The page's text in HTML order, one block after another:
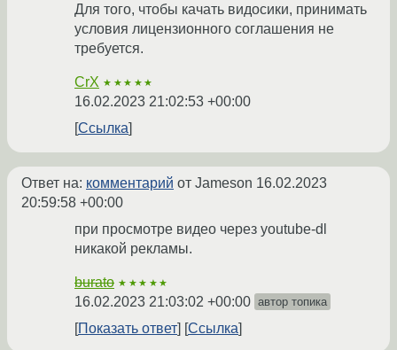
Для того, чтобы качать видосики, принимать
условия лицензионного соглашения не
требуется.
CrX ★★★★★
16.02.2023 21:02:53 +00:00
Ссылка
Ответ на: комментарий от Jameson 16.02.2023
20:59:58 +00:00
при просмотре видео через youtube-dl
никакой рекламы.
burato ★★★★★
16.02.2023 21:03:02 +00:00 автор топика
Показать ответ Ссылка